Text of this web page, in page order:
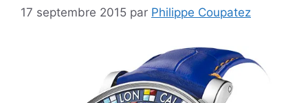
17 septembre 2015 par Philippe Coupatez